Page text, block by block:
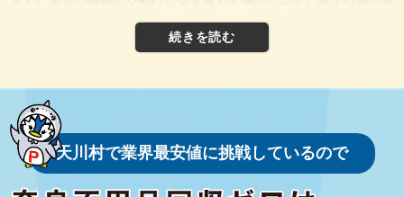
や自然愛好家が訪れるスポットです。ここでは、天川村の魅力的な
地域資源や特色をご紹介します。
が舞う幻想的な風景が広がります。また、関西を代表する登山スポ
ットである「大峰山系」は、多くの山岳信仰者や登山者に親しまれ
ています。標高1915メートルの「八経ヶ岳」は西日本の最高峰で、
そこから眺める日の出や雲海は一生に一度は見たい絶景です。
さらに、「みたらい渓谷」は、透明度の高い渓流や滝が連続する観
天川村で業界最安値に挑戦しているので